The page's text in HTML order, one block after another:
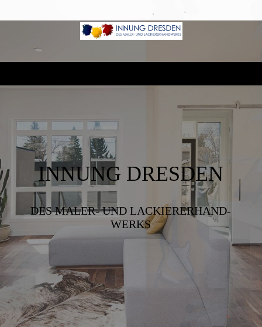
INNUNG DRESDEN
DES MALER- UND LACKIERER­HAND­
WERKS